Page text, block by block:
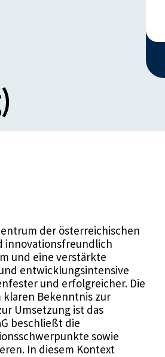
der österreichischen
und eine verstärkte
entwicklungsintensive
und erfolgreicher. Die
klaren Bekenntnis zur
Umsetzung ist das
beschließt die
sowie
In diesem Kontext